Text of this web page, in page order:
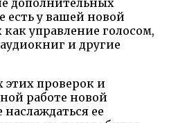
дополнительных
у вашей новой
управление голосом,
и другие
этих проверок и
работе новой
ее